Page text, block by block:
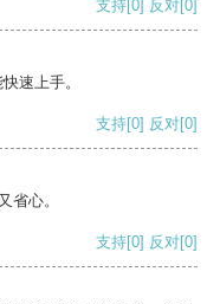
支持[0] 反对[0]
速上手。
支持[0] 反对[0]
省心。
支持[0] 反对[0]